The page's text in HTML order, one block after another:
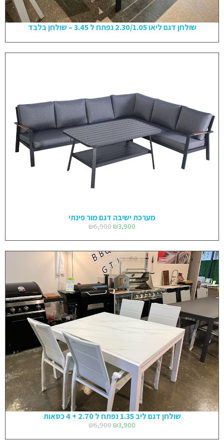
שולחן דגם ליאו 2.30/1.05 נפתח ל 3.45 – שולחן בלבד
מערכת ישיבה דגם מור פינתי
₪6,900 ₪3,900
שולחן דגם ליב 1.35 נפתח ל 2.70 + 4 כסאות
₪6,900 ₪3,900